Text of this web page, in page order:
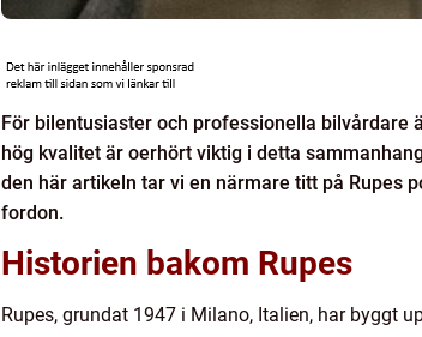
För bilentusiaster och professionella bilvårdare
hög kvalitet är oerhört viktig i detta
den här artikeln tar vi en närmare titt på Rupes
fordon.
Historien bakom Rupes
Rupes, grundat 1947 i Milano, Italien, har byggt